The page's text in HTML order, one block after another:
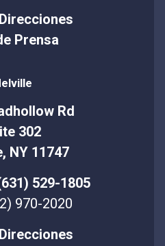
Prensa
Rd
302
NY 11747
529-1805
970-2020